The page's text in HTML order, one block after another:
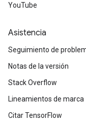
YouTube
Asistencia
Seguimiento de
Notas de la versión
Stack Overflow
Lineamientos de marca
Citar TensorFlow